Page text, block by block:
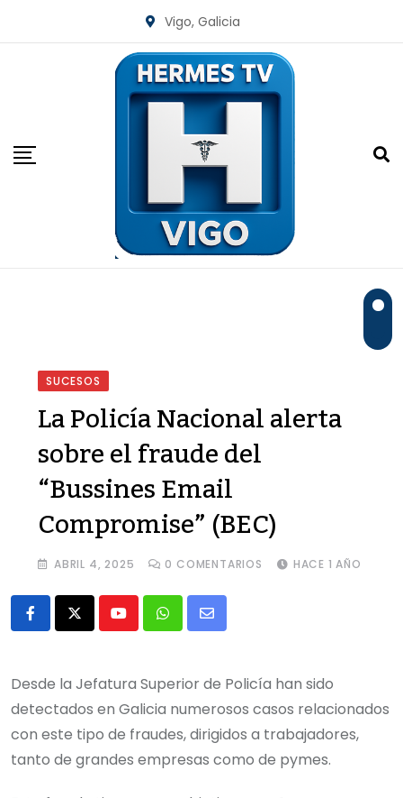
Vigo, Galicia
SUCESOS
La Policía Nacional alerta
sobre el fraude del
“Bussines Email
Compromise” (BEC)
ABRIL 4, 2025 0 COMENTARIOS HACE 1 AÑO
YoutubeWhatsapp
Share
Email
Desde la Jefatura Superior de Policía han sido
detectados en Galicia numerosos casos relacionados
con este tipo de fraudes, dirigidos a trabajadores,
tanto de grandes empresas como de pymes.